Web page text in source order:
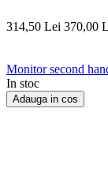
314,50 Lei 370,00
Monitor second
In stoc
Adauga in cos